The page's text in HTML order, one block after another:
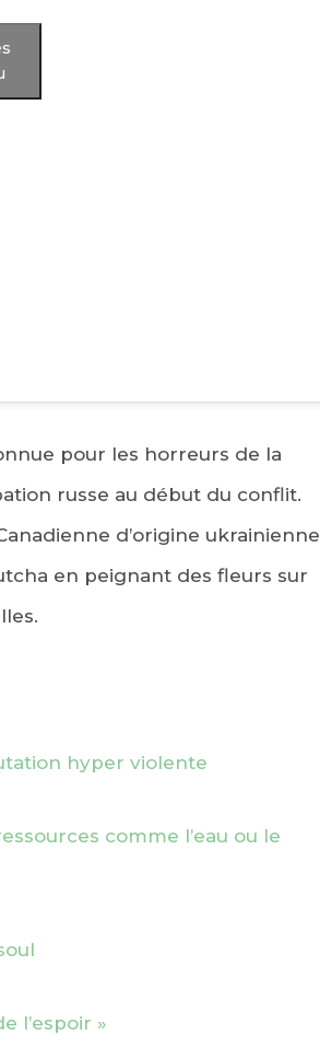
pour les horreurs de la
russe au début du conflit.
d’origine ukrainienne
en peignant des fleurs sur
hyper violente
comme l’eau ou le
l’espoir »